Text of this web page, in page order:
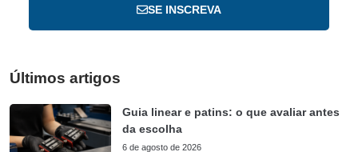
SE INSCREVA
Últimos artigos
Guia linear e patins: o que avaliar antes
da escolha
6 de agosto de 2026